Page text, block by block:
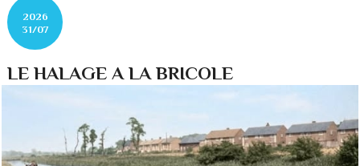
2026
31/07
LE HALAGE A LA BRICOLE